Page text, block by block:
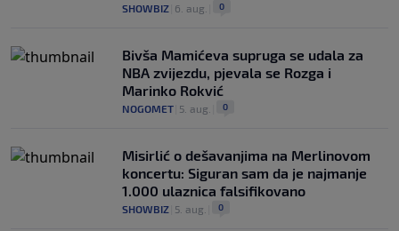
SHOWBIZ 6. aug. 0
Bivša Mamićeva supruga se udala za
NBA zvijezdu, pjevala se Rozga i
Marinko Rokvić
NOGOMET 5. aug. 0
Misirlić o dešavanjima na Merlinovom
koncertu: Siguran sam da je najmanje
1.000 ulaznica falsifikovano
SHOWBIZ 5. aug. 0